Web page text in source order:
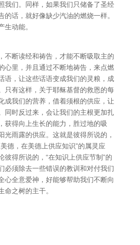
我们。同样，如果我们只储备了圣经
的话，就好像缺少汽油的燃烧一样。
生动能。
不断读经和祷告，才能不断吸取主的
心里，并且通过不断地祷告，来点燃
语，让这些话语变成我们的灵粮，成
只有这样，关于耶稣基督的救恩的每
成我们的营养，借着须根的供应，让
同时反过来，会让我们的主根更加扎
获得向上生长的能力，胜过地的吸
光雨露的供应。这就是彼得所说的，
德，在美德上供应知识”的属灵应
彼得所说的，“在知识上供应节制”的
必须除去一些错误的教训和对付我们
心全意爱神，好能够帮助我们不断向
命之树的主干。